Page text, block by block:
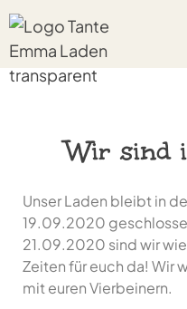
Wir sind
Unser Laden bleibt in
19.09.2020
21.09.2020 sind wir
Zeiten für euch da! Wir
mit euren Vierbeinern.